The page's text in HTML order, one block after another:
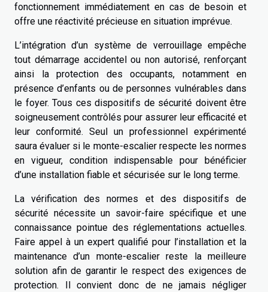
fonctionnement immédiatement en cas de besoin et
offre une réactivité précieuse en situation imprévue.
L’intégration d’un système de verrouillage empêche
tout démarrage accidentel ou non autorisé, renforçant
ainsi la protection des occupants, notamment en
présence d’enfants ou de personnes vulnérables dans
le foyer. Tous ces dispositifs de sécurité doivent être
soigneusement contrôlés pour assurer leur efficacité et
leur conformité. Seul un professionnel expérimenté
saura évaluer si le monte-escalier respecte les normes
en vigueur, condition indispensable pour bénéficier
d’une installation fiable et sécurisée sur le long terme.
La vérification des normes et des dispositifs de
sécurité nécessite un savoir-faire spécifique et une
connaissance pointue des réglementations actuelles.
Faire appel à un expert qualifié pour l’installation et la
maintenance d’un monte-escalier reste la meilleure
solution afin de garantir le respect des exigences de
protection. Il convient donc de ne jamais négliger